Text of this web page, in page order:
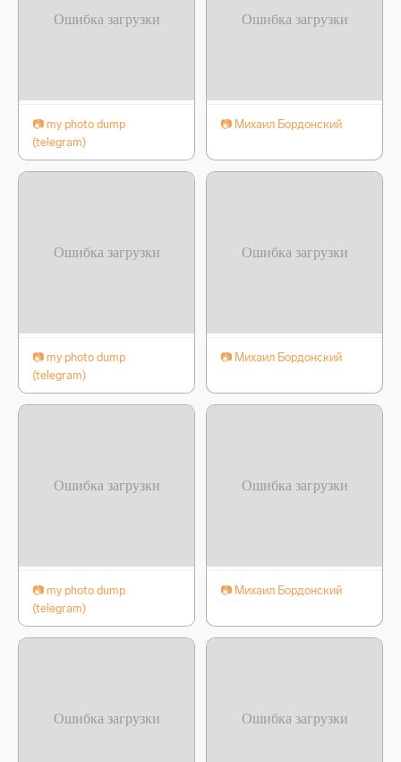
📷 my photo dump
(telegram)
📷 Михаил Бордонский
📷 my photo dump
(telegram)
📷 Михаил Бордонский
📷 my photo dump
(telegram)
📷 Михаил Бордонский